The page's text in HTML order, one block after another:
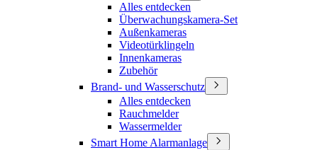
Alles entdecken
Überwachungskamera-Set
Außenkameras
Videotürklingeln
Innenkameras
Zubehör
Brand- und Wasserschutz
Alles entdecken
Rauchmelder
Wassermelder
Smart Home Alarmanlage